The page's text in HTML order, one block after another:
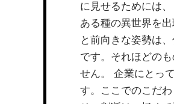
に見せるためには
ある種の異世界を
と前向きな姿勢は
です。それほどの
せん。 企業にとっ
す。ここでのこだ